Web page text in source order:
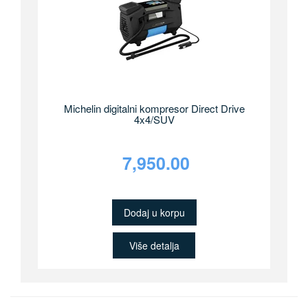
Michelin digitalni kompresor Direct Drive
4x4/SUV
7,950.00
Dodaj u korpu
Više detalja